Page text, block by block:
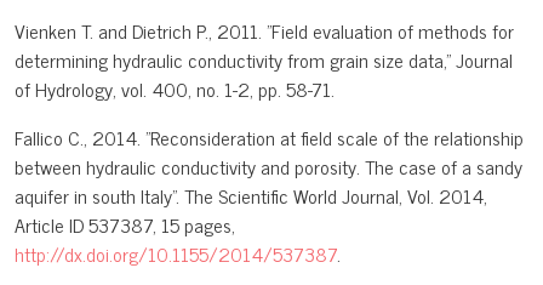
Vienken T. and Dietrich P., 2011. "Field evaluation of methods for
determining hydraulic conductivity from grain size data," Journal
of Hydrology, vol. 400, no. 1-2, pp. 58-71.
Fallico C., 2014. "Reconsideration at field scale of the relationship
between hydraulic conductivity and porosity. The case of a sandy
aquifer in south Italy". The Scientific World Journal, Vol. 2014,
Article ID 537387, 15 pages,
http://dx.doi.org/10.1155/2014/537387.